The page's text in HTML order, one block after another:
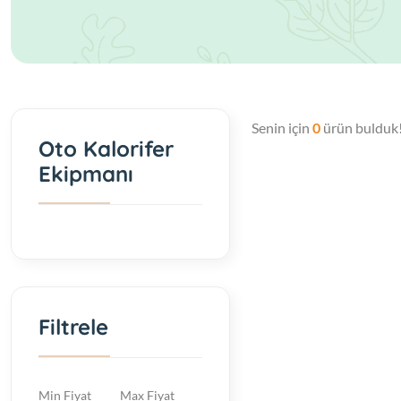
Senin için 0ürün
Oto Kalorifer
Ekipmanı
Filtrele
Min Fiyat Max Fiyat